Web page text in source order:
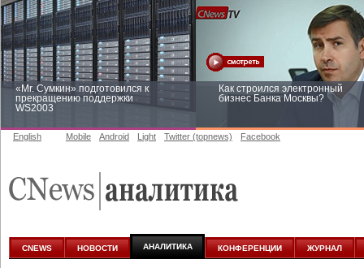
«Mr. Сумкин» подготовился к
прекращению поддержки
WS2003
Как строился электронный
бизнес Банка Москвы?
аналитике
English Mobile Android Light Twitter (topnews) Facebook
CNEWS НОВОСТИ АНАЛИТИКА КОНФЕРЕНЦИИ ЖУРНАЛ